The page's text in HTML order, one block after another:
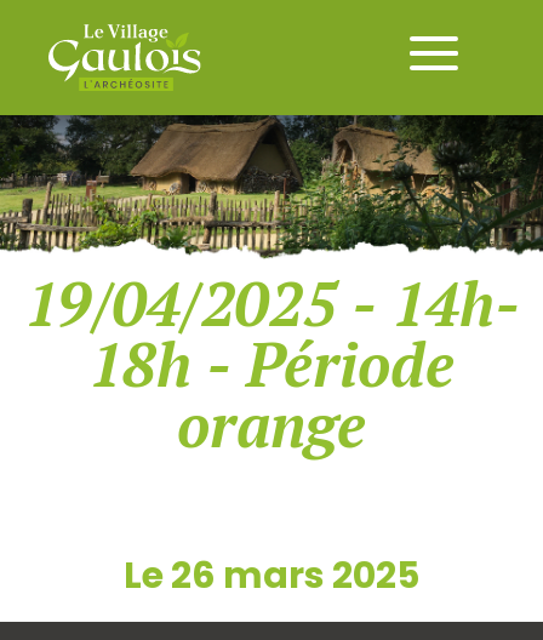
19/04/2025 - 14h-
18h - Période
orange
Le 26 mars 2025